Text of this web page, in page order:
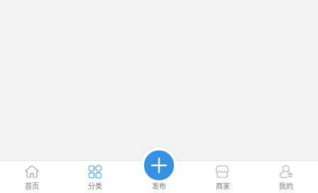
首页 分类 发布 商家 我的